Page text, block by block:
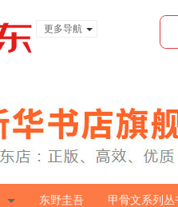
更多导航
东野圭吾 甲骨文系列丛